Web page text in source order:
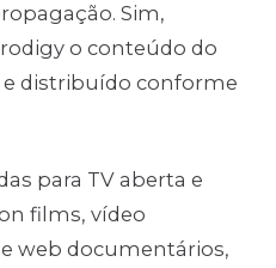
Sim,
o conteúdo do
e distribuído conforme
para TV aberta e
films, vídeo
web documentários,